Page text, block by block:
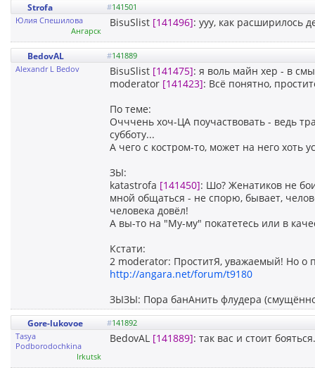
Strofa #141501
Юлия Спешилова
Ангарск
BisuSlist [141496]: ууу, как расширилось
BedovAL #141889
Alexandr L Bedov
BisuSlist [141475]: я воль майн хер - в
moderator [141423]: Всё понятно,
По теме:
Очччень хоч-ЦА поучаствовать - ведь
субботу...
А чего с костром-то, может на него хоть
ЗЫ:
katastrofa [141450]: Шо? Женатиков не
мной общаться - не спорю, бывает,
человека довёл!
А вы-то на "Му-му" покатетесь или в
Кстати:
2 moderator: ПроститЯ, уважаемый! Но о
http://angara.net/forum/t9180
ЗЫЗЫ: Пора банАнить флудера
Gore-lukovoe #141892
Tasya
Podborodochkina
Irkutsk
BedovAL [141889]: так вас и стоит